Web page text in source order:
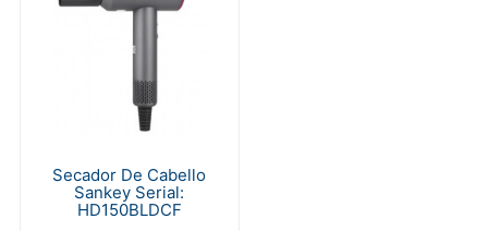
Secador De Cabello
Sankey Serial:
HD150BLDCF